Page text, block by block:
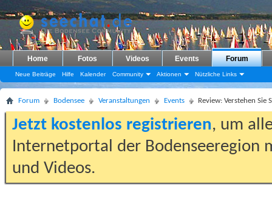
Home Fotos Videos Events Forum
Neue Beiträge Hilfe Kalender Community Aktionen Nützliche Links
Forum Bodensee Veranstaltungen Events Review: Verstehen
Jetzt kostenlos registrieren, um
Internetportal der Bodenseeregion
und Videos.